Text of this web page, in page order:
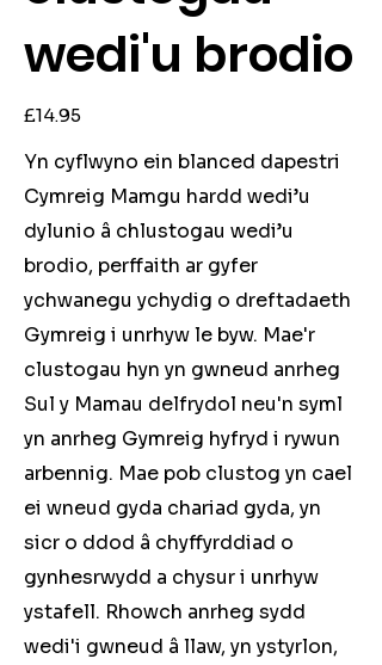
wedi'u brodio
Price
£14.95
Yn cyflwyno ein blanced dapestri
Cymreig Mamgu hardd wedi’u
dylunio â chlustogau wedi’u
brodio, perffaith ar gyfer
ychwanegu ychydig o dreftadaeth
Gymreig i unrhyw le byw. Mae'r
clustogau hyn yn gwneud anrheg
Sul y Mamau delfrydol neu'n syml
yn anrheg Gymreig hyfryd i rywun
arbennig. Mae pob clustog yn cael
ei wneud gyda chariad gyda, yn
sicr o ddod â chyffyrddiad o
gynhesrwydd a chysur i unrhyw
ystafell. Rhowch anrheg sydd
wedi'i gwneud â llaw, yn ystyrlon,